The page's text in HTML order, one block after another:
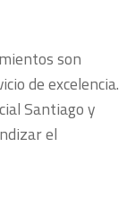
son
de excelencia.
Santiago y
el